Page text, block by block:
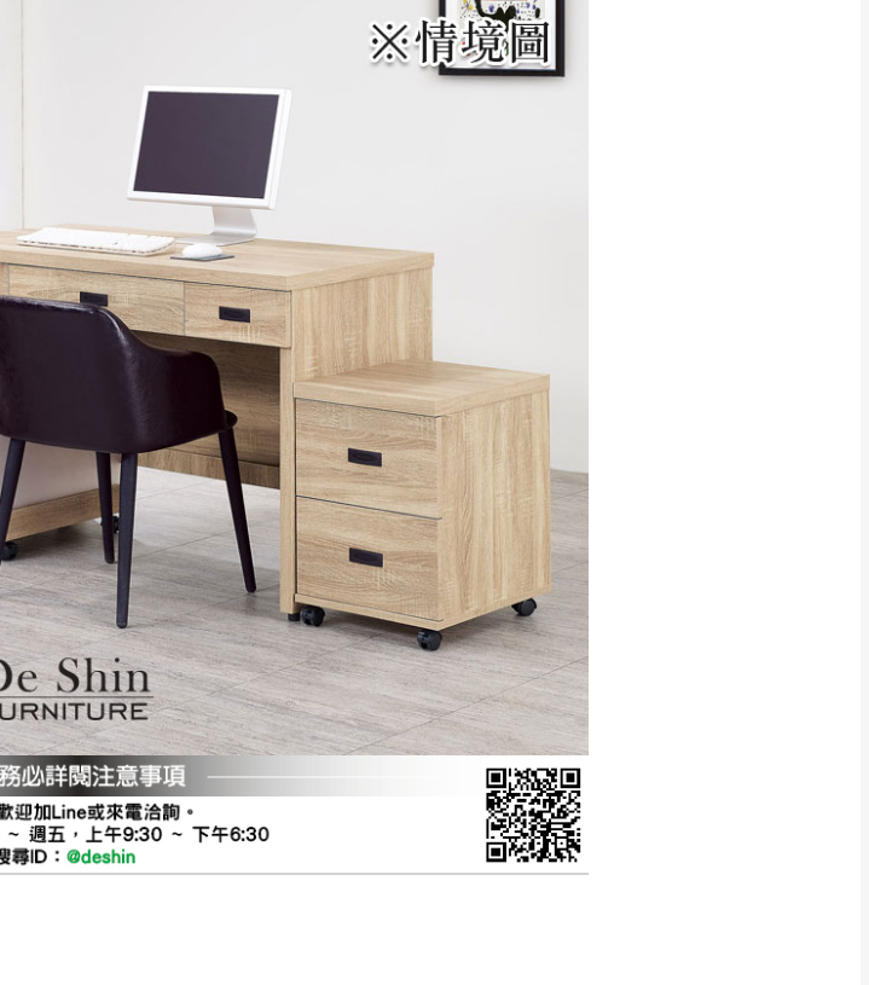
山區內等，或收貨地點搬運過於困難等因素，導致無法順利配送，
的權利。
需以吊車或其他的吊掛方式吊運，費用將由買方自行支付。
商品，無法指定特定時間送達，司機當天到貨前皆會再與您通知，
，而危及運送人員輸送之安全，本司得視狀況延後或停止運送服
至百貨公司卸貨區為限，恕無法送至指定樓面。《 如遇百貨周年慶
回收,免付費清運專線：0800-085-717
致使之汙損破壞，恕無法辦理退換貨。
收送貨，敬請見諒！
，商品使用年限，因客人使用習慣、居家環境不同。若屬人
運費用，需由消費者自行吸收(另事先與消費者報價，消費
若非商品品質瑕疵問題於鑑賞期內退貨之情形，我們需酌收
有商品一年保固之服務。
殺價，商品均已最低價格售出，且在特定時日會給予折扣，
保留(訂單自動取消)。
隊回收,免付費清運專線：0800-085-717。